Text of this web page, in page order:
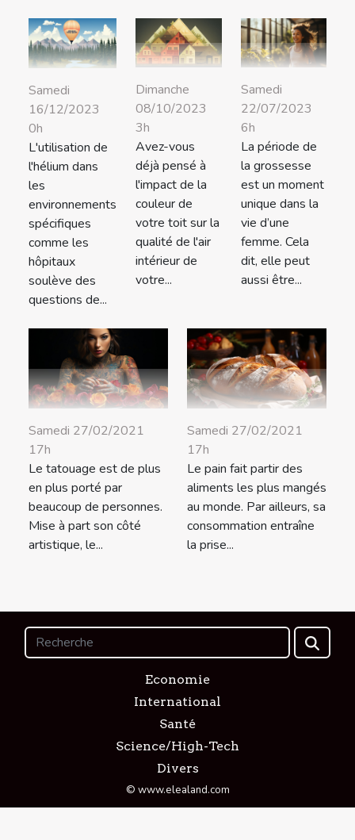
Samedi
16/12/2023
0h
L'utilisation de
l'hélium dans
les
environnements
spécifiques
comme les
hôpitaux
soulève des
questions de...
Dimanche
08/10/2023
3h
Avez-vous
déjà pensé à
l'impact de la
couleur de
votre toit sur la
qualité de l'air
intérieur de
votre...
Samedi
22/07/2023
6h
La période de
la grossesse
est un moment
unique dans la
vie d’une
femme. Cela
dit, elle peut
aussi être...
Samedi 27/02/2021
17h
Le tatouage est de plus
en plus porté par
beaucoup de personnes.
Mise à part son côté
artistique, le...
Samedi 27/02/2021
17h
Le pain fait partir des
aliments les plus mangés
au monde. Par ailleurs, sa
consommation entraîne
la prise...
Economie
International
Santé
Science/High-Tech
Divers
© www.elealand.com